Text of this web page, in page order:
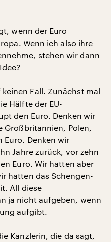
wenn der Euro
Wenn ich also ihre
stehen wir dann
Fall. Zunächst mal
Hälfte der EU-
den Euro. Denken wir
Großbritannien, Polen,
Euro. Denken wir
Jahre zurück, vor zehn
Euro. Wir hatten aber
hatten das Schengen-
All diese
ja nicht aufgeben, wenn
aufgibt.
Kanzlerin, die da sagt,